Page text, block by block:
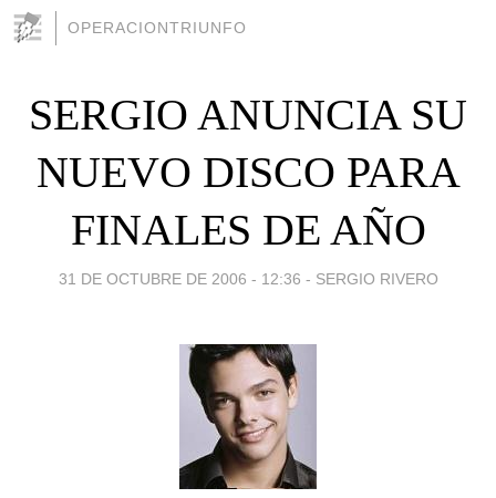
OPERACIONTRIUNFO
SERGIO ANUNCIA SU
NUEVO DISCO PARA
FINALES DE AÑO
31 DE OCTUBRE DE 2006 - 12:36 - SERGIO RIVERO